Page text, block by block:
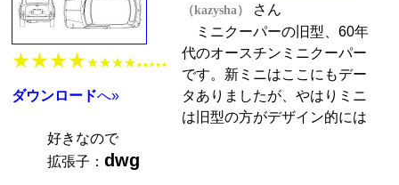
★★★★★★★★ ★★★★★
ダウンロードへ»
（kazysha）
さん
ミニクーパーの旧型、60年
代のオースチンミニクーパー
です。新ミニはここにもデー
タありましたが、やはりミニ
は旧型の方がデザイン的には
好きなので
拡張子：dwg